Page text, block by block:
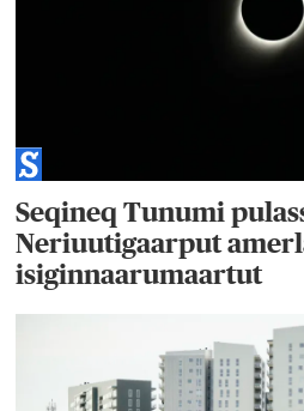
Seqineq Tunumi
Neriuutigaarput
isiginnaarumaartut